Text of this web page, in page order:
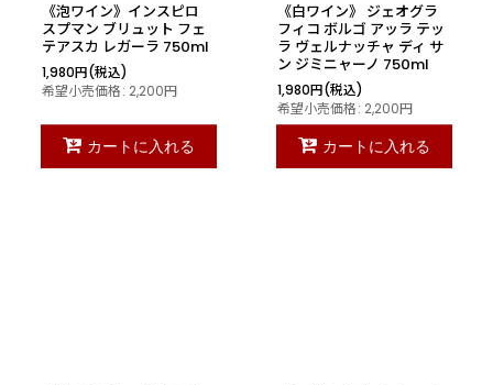
《泡ワイン》インスピロ
スプマン ブリュット フェ
テアスカ レガーラ 750ml
1,980円(税込)
希望小売価格: 2,200円
カートに入れる
《白ワイン》 ジェオグラ
フィコ ボルゴ アッラ テッ
ラ ヴェルナッチャ ディ サ
ン ジミニャーノ 750ml
1,980円(税込)
希望小売価格: 2,200円
カートに入れる